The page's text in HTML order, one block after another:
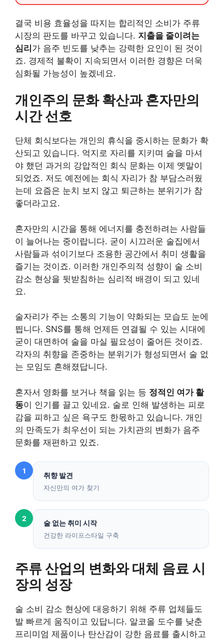
결국 비용 효율성을 따지는 합리적인 소비가 주류
시장의 판도를 바꾸고 있습니다. 지출을 줄이려는
심리가 음주 빈도를 낮추는 강력한 요인이 된 것이
죠. 경제적 불확이 지속되면서 이러한 경향은 더욱
심화될 가능성이 높겠네요.
개인주의 문화 확산과 혼자만의
시간 선호
단체 회식보다는 개인의 휴식을 중시하는 문화가 확
산되고 있습니다. 억지로 자리를 지키며 술을 마셔
야 했던 과거의 강압적인 회식 문화는 이제 옛말이
되었죠. 저도 예전에는 회식 자리가 참 부담스러웠
는데 요즘은 눈치 보지 않고 퇴근하는 분위기가 참
좋더라고요.
혼자만의 시간을 통해 에너지를 충전하려는 사람들
이 늘어나는 중이랍니다. 굳이 시끄러운 술집에서
사람들과 섞이기보다 조용한 공간에서 취미 생활을
즐기는 것이죠. 이러한 개인주의적 성향이 술 소비
감소 현상을 뒷받침하는 심리적 배경이 되고 있네
요.
술자리가 주는 소통의 기능이 약화되는 모습도 눈에
띕니다. SNS를 통해 언제든 연결될 수 있는 시대에
굳이 대면하여 술을 마실 필요성이 줄어든 것이죠.
각자의 취향을 존중하는 분위기가 형성되면서 술 없
는 모임도 흔해졌답니다.
혼자서 영화를 보거나 책을 읽는 등 정적인 여가 활
동이 인기를 끌고 있네요. 술로 인해 발생하는 피로
감을 피하고 싶은 욕구도 한몫하고 있습니다. 개인
의 만족도가 최우선이 되는 가치관의 변화가 음주
문화를 재편하고 있죠.
1
취향 발견
자신만의 여가 찾기
2
술 없는 취미 시작
건강한 라이프스타일 구축
주류 산업의 변화와 대체 음료 시
장의 성장
술 소비 감소 현상에 대응하기 위해 주류 업체들도
발 빠르게 움직이고 있답니다. 알코올 도수를 낮춘
프리미엄 제품이나 탄산감이 강한 음료를 출시하고